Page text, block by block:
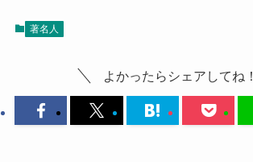
著名人
よかったらシェアしてね！